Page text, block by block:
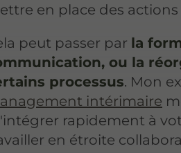
en place des actions
peut passer par la
ou la
processus. Mon
intérimaire
rapidement à
en étroite